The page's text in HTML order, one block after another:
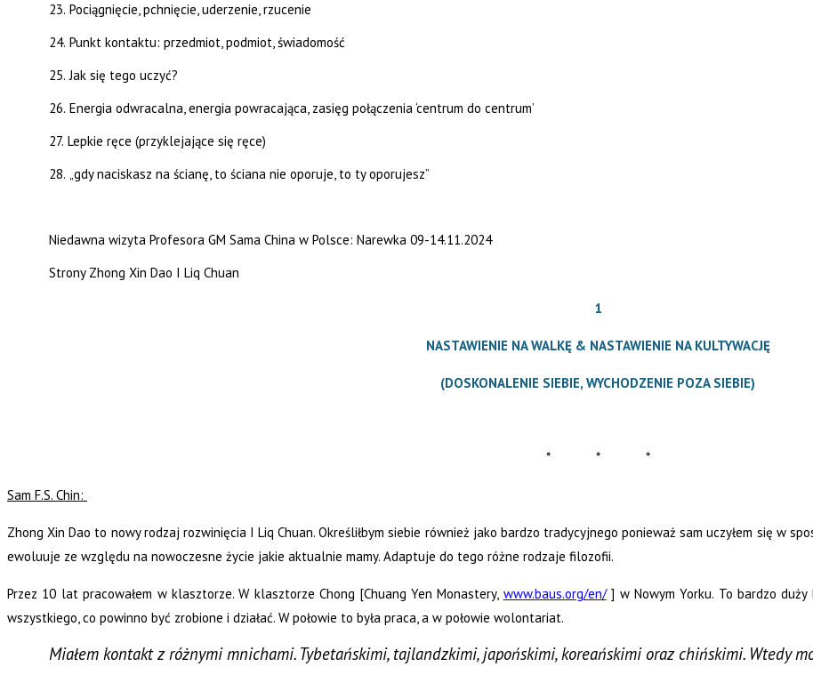
23. Pociągnięcie, pchnięcie, uderzenie, rzucenie
24. Punkt kontaktu: przedmiot, podmiot, świadomość
25. Jak się tego uczyć?
26. Energia odwracalna, energia powracająca, zasięg połączenia ‘centrum do centrum’
27. Lepkie ręce (przyklejające się ręce)
28. „gdy naciskasz na ścianę, to ściana nie oporuje, to ty oporujesz”
Niedawna wizyta Profesora GM Sama China w Polsce: Narewka 09-14.11.2024
Strony Zhong Xin Dao I Liq Chuan
1
NASTAWIENIE NA WALKĘ & NASTAWIENIE NA KULTYWACJĘ
(DOSKONALENIE SIEBIE, WYCHODZENIE POZA SIEBIE)
* * *
Sam F.S. Chin:
Zhong Xin Dao to nowy rodzaj rozwinięcia I Liq Chuan. Określiłbym siebie również jako bardzo tradycyjnego ponieważ sam uczyłem się w
ewoluuje ze względu na nowoczesne życie jakie aktualnie mamy. Adaptuje do tego różne rodzaje filozofii.
Przez 10 lat pracowałem w klasztorze. W klasztorze Chong [Chuang Yen Monastery, www.baus.org/en/] w Nowym Yorku. To bardzo duży
wszystkiego, co powinno być zrobione i działać. W połowie to była praca, a w połowie wolontariat.
Miałem kontakt z różnymi mnichami. Tybetańskimi, tajlandzkimi, japońskimi, koreańskimi oraz chińskimi. Wtedy